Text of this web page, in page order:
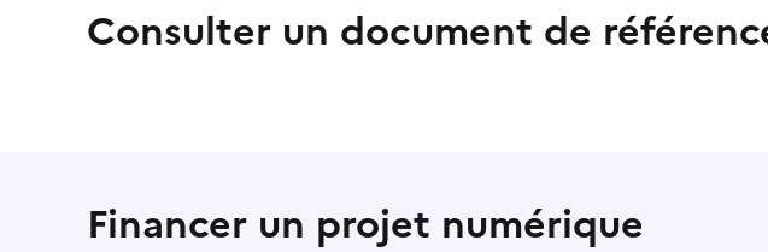
Consulter un document de
Financer un projet numérique